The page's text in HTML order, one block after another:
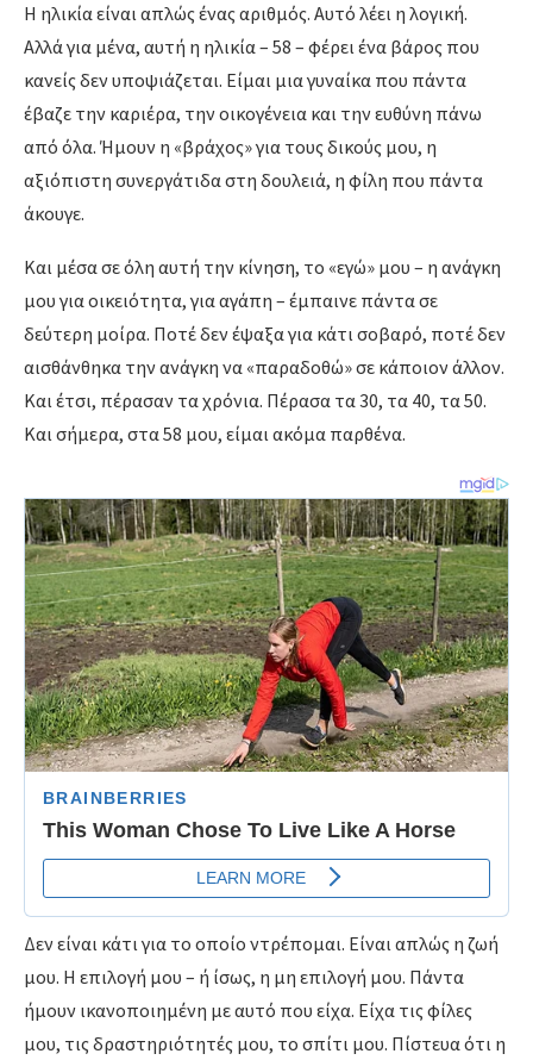
Η ηλικία είναι απλώς ένας αριθμός. Αυτό λέει η λογική.
Αλλά για μένα, αυτή η ηλικία – 58 – φέρει ένα βάρος που
κανείς δεν υποψιάζεται. Είμαι μια γυναίκα που πάντα
έβαζε την καριέρα, την οικογένεια και την ευθύνη πάνω
από όλα. Ήμουν η «βράχος» για τους δικούς μου, η
αξιόπιστη συνεργάτιδα στη δουλειά, η φίλη που πάντα
άκουγε.
Και μέσα σε όλη αυτή την κίνηση, το «εγώ» μου – η ανάγκη
μου για οικειότητα,για αγάπη – έμπαινε πάντα σε
δεύτερη μοίρα. Ποτέ δεν έψαξα για κάτι σοβαρό, ποτέ δεν
αισθάνθηκα την ανάγκη να «παραδοθώ» σε κάποιον άλλον.
Και έτσι, πέρασαν τα χρόνια. Πέρασα τα 30, τα 40, τα 50.
Και σήμερα, στα 58 μου, είμαι ακόμα παρθένα.
Δεν είναι κάτι για το οποίο ντρέπομαι. Είναι απλώς η ζωή
μου. Η επιλογή μου – ή ίσως, η μη επιλογή μου. Πάντα
ήμουν ικανοποιημένη με αυτό που είχα. Είχα τις φίλες
μου, τις δραστηριότητές μου, το σπίτι μου. Πίστευα ότι η